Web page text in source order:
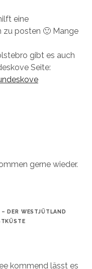
eine
zu posten 🙂 Mange
gibt es auch
Seite:
gerne wieder.
DER WESTJÜTLAND
kommend lässt es